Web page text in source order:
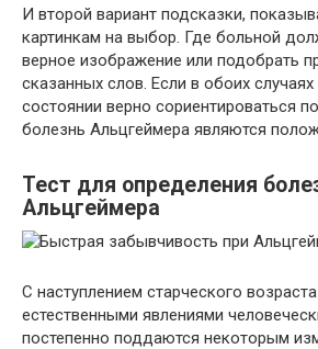
И второй вариант подсказки,
картинкам на выбор. Где больной
верное изображение или подобрать
сказанных слов. Если в обоих
состоянии верно сориентироваться
болезнь Альцгеймера являются
Тест для определения
Альцгеймера
С наступлением старческого
естественными явлениями
постепенно поддаются некоторым